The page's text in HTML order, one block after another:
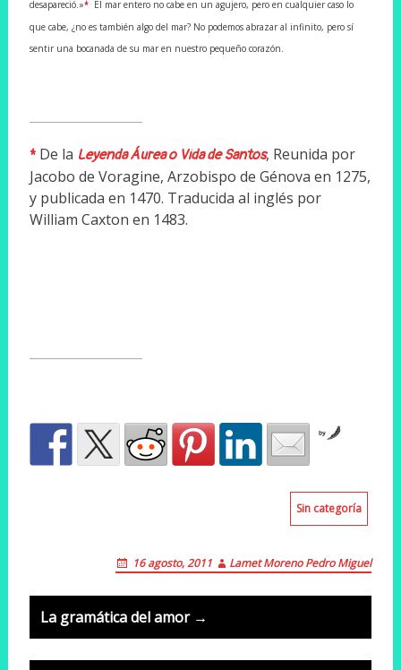
desapareció.»*El mar entero no cabe en un agujero, pero en cualquier caso lo
que cabe, ¿no es también algo del mar? No podemos abrazar al infinito, pero sí
sentir una bocanada de su mar en nuestro pequeño corazón.
*De la Leyenda Áurea o Vida de Santos, Reunida por
Jacobo de Voragine, Arzobispo de Génova en 1275,
y publicada en 1470. Traducida al inglés por
William Caxton en 1483.
by
Sin categoría
16 agosto, 2011 Lamet Moreno Pedro Miguel
Post
navigation
La gramática del amor →